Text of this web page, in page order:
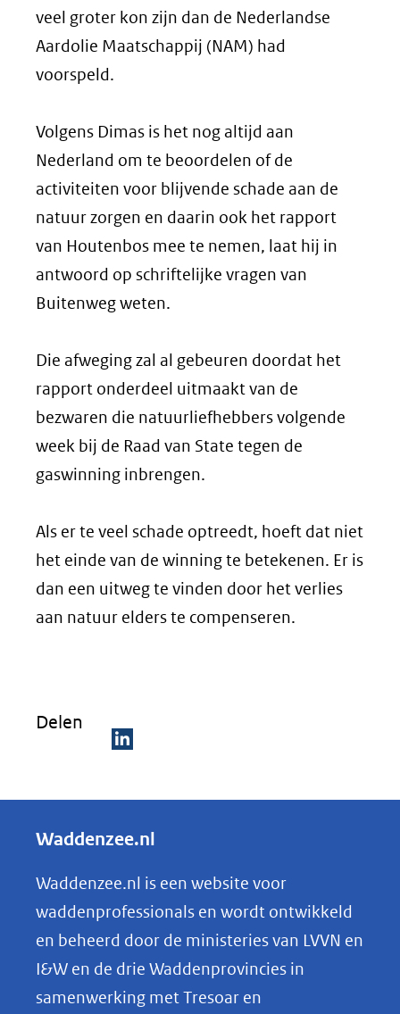
veel groter kon zijn dan de Nederlandse
Aardolie Maatschappij (NAM) had
voorspeld.
Volgens Dimas is het nog altijd aan
Nederland om te beoordelen of de
activiteiten voor blijvende schade aan de
natuur zorgen en daarin ook het rapport
van Houtenbos mee te nemen, laat hij in
antwoord op schriftelijke vragen van
Buitenweg weten.
Die afweging zal al gebeuren doordat het
rapport onderdeel uitmaakt van de
bezwaren die natuurliefhebbers volgende
week bij de Raad van State tegen de
gaswinning inbrengen.
Als er te veel schade optreedt, hoeft dat niet
het einde van de winning te betekenen. Er is
dan een uitweg te vinden door het verlies
aan natuur elders te compenseren.
Delen
e
e
n
o
p
Waddenzee.nl
Waddenzee.nl is een website voor
waddenprofessionals en wordt ontwikkeld
en beheerd door de ministeries van LVVN en
I&W en de drie Waddenprovincies in
samenwerking met Tresoar en